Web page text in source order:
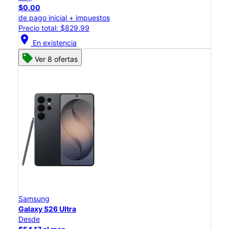
$0.00
de pago inicial + impuestos
Precio total: $829.99
location_on En existencia
Ver 8 ofertas
Samsung
Galaxy S26 Ultra
Desde